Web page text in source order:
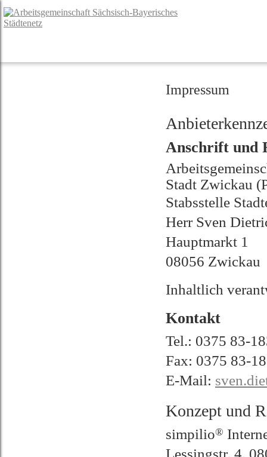
Impressum
Anschrift und
Stadt Zwickau
Stabsstelle
Herr Sven
Hauptmarkt 1
08056 Zwickau
Inhaltlich
Kontakt
Tel.: 0375 83-
Fax: 0375 83-
E-Mail:
Konzept und
simpilio®
Lessingstr. 4,